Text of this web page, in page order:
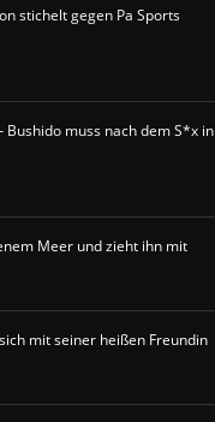
stichelt gegen Pa Sports
Bushido muss nach dem S*x in
Meer und zieht ihn mit
mit seiner heißen Freundin